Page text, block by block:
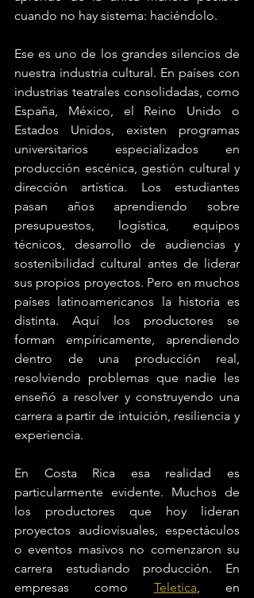
cuando no hay sistema: haciéndolo.
Ese es uno de los grandes silencios de
nuestra industria cultural. En países con
industrias teatrales consolidadas, como
España, México, el Reino Unido o
Estados Unidos, existen programas
universitarios especializados en
producción escénica, gestión cultural y
dirección artística. Los estudiantes
pasan años aprendiendo sobre
presupuestos, logística, equipos
técnicos, desarrollo de audiencias y
sostenibilidad cultural antes de liderar
sus propios proyectos. Pero en muchos
países latinoamericanos la historia es
distinta. Aquí los productores se
forman empíricamente, aprendiendo
dentro de una producción real,
resolviendo problemas que nadie les
enseñó a resolver y construyendo una
carrera a partir de intuición, resiliencia y
experiencia.
En Costa Rica esa realidad es
particularmente evidente. Muchos de
los productores que hoy lideran
proyectos audiovisuales, espectáculos
o eventos masivos no comenzaron su
carrera estudiando producción. En
empresas como Teletica, en